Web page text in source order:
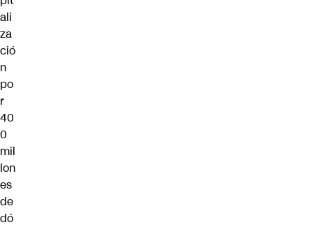
ali
za
ció
n
po
r
40
0
mil
lon
es
de
dó